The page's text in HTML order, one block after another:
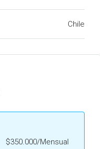
Chile
$350.000/Mensual